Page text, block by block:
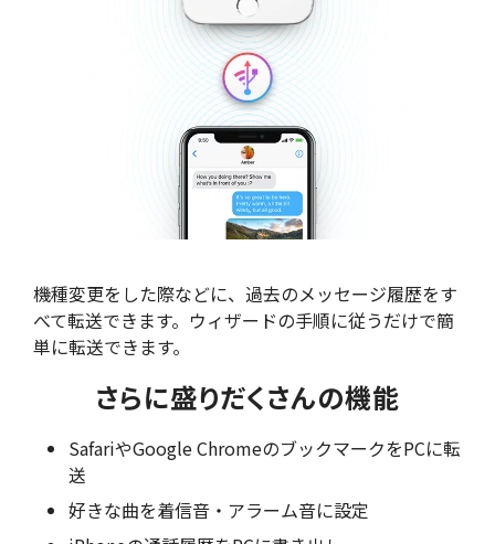
機種変更をした際などに、過去のメッセージ履歴をす
べて転送できます。ウィザードの手順に従うだけで簡
単に転送できます。
さらに盛りだくさんの機能
SafariやGoogle ChromeのブックマークをPCに転
送
好きな曲を着信音・アラーム音に設定